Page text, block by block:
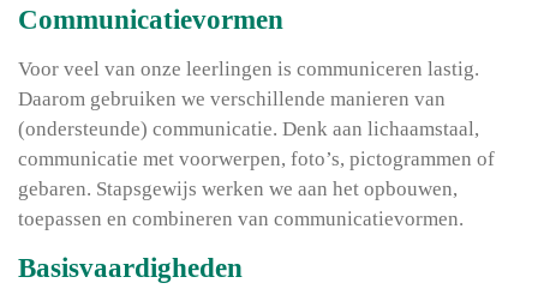
Communicatievormen
Voor veel van onze leerlingen is communiceren lastig.
Daarom gebruiken we verschillende manieren van
(ondersteunde) communicatie. Denk aan lichaamstaal,
communicatie met voorwerpen, foto’s, pictogrammen of
gebaren. Stapsgewijs werken we aan het opbouwen,
toepassen en combineren van communicatievormen.
Basisvaardigheden